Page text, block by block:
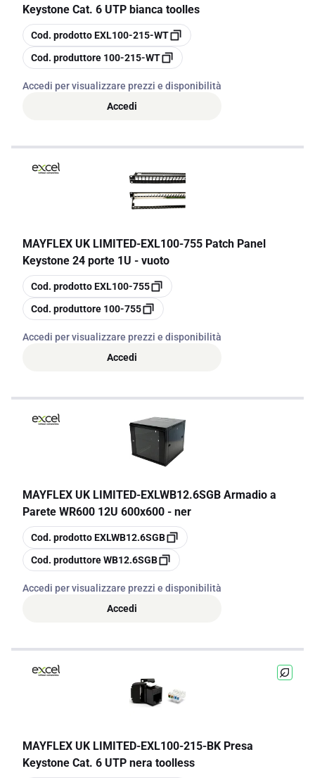
Keystone Cat. 6 UTP bianca toolles
copia
Cod. prodottoEXL100-215-WT
copia
Cod. produttore 100-215-WT
Accedi per visualizzare prezzi e disponibilità
Accedi
MAYFLEX UK LIMITED-EXL100-755 Patch Panel
Keystone 24 porte 1U - vuoto
copia
Cod. prodottoEXL100-755
copia
Cod. produttore 100-755
Accedi per visualizzare prezzi e disponibilità
Accedi
MAYFLEX UK LIMITED-EXLWB12.6SGB Armadio a
Parete WR600 12U 600x600 - ner
copia
Cod. prodottoEXLWB12.6SGB
copia
Cod. produttoreWB12.6SGB
Accedi per visualizzare prezzi e disponibilità
Accedi
MAYFLEX UK LIMITED-EXL100-215-BK Presa
Keystone Cat. 6 UTP nera toolless